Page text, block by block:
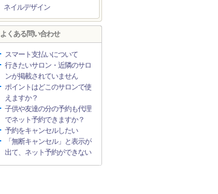
ネイルデザイン
よくある問い合わせ
スマート支払いについて
行きたいサロン・近隣のサロ
ンが掲載されていません
ポイントはどこのサロンで使
えますか？
子供や友達の分の予約も代理
でネット予約できますか？
予約をキャンセルしたい
「無断キャンセル」と表示が
出て、ネット予約ができない